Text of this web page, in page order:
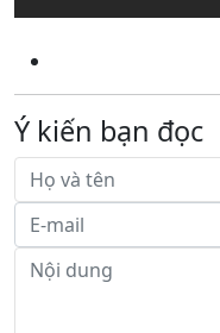
Ý kiến bạn đọc